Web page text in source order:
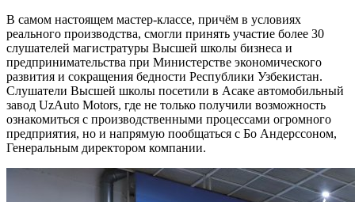
В самом настоящем мастер-классе, причём в условиях
реального производства, смогли принять участие более 30
слушателей магистратуры Высшей школы бизнеса и
предпринимательства при Министерстве экономического
развития и сокращения бедности Республики Узбекистан.
Слушатели Высшей школы посетили в Асаке автомобильный
завод UzAuto Motors, где не только получили возможность
ознакомиться с производственными процессами огромного
предприятия, но и напрямую пообщаться с Бо Андерссоном,
Генеральным директором компании.